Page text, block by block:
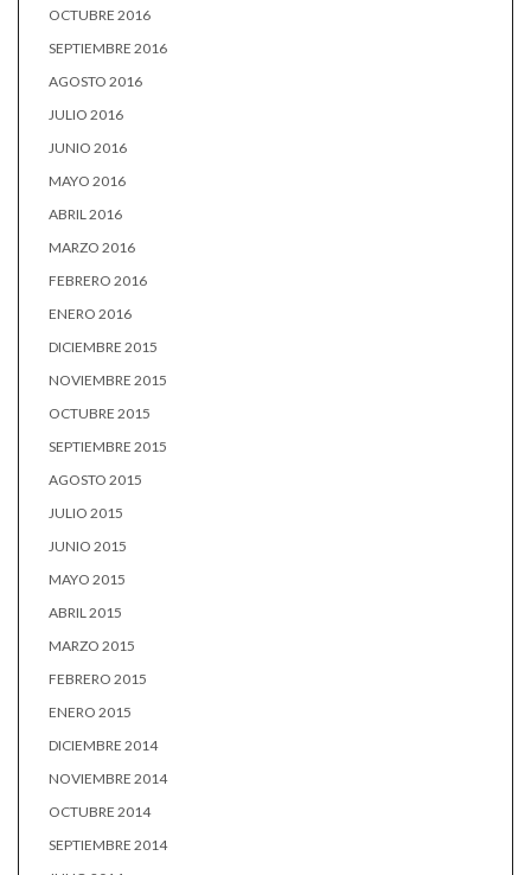
OCTUBRE 2016
SEPTIEMBRE 2016
AGOSTO 2016
JULIO 2016
JUNIO 2016
MAYO 2016
ABRIL 2016
MARZO 2016
FEBRERO 2016
ENERO 2016
DICIEMBRE 2015
NOVIEMBRE 2015
OCTUBRE 2015
SEPTIEMBRE 2015
AGOSTO 2015
JULIO 2015
JUNIO 2015
MAYO 2015
ABRIL 2015
MARZO 2015
FEBRERO 2015
ENERO 2015
DICIEMBRE 2014
NOVIEMBRE 2014
OCTUBRE 2014
SEPTIEMBRE 2014